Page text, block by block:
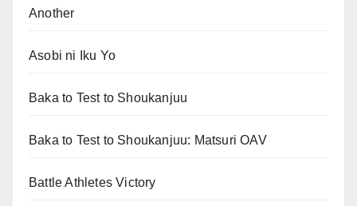
Another
Asobi ni Iku Yo
Baka to Test to Shoukanjuu
Baka to Test to Shoukanjuu: Matsuri OAV
Battle Athletes Victory